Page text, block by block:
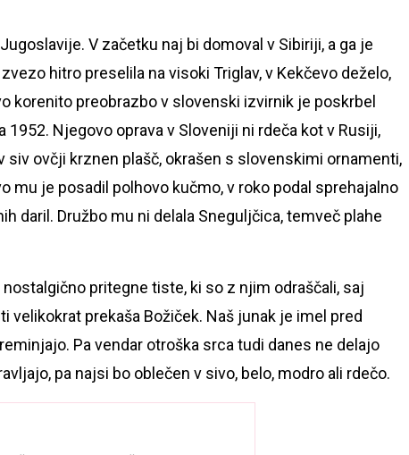
V začetku naj bi domoval v Sibiriji, a ga je
hitro preselila na visoki Triglav, v Kekčevo deželo,
korenito preobrazbo v slovenski izvirnik je poskrbel
1952. Njegovo oprava v Sloveniji ni rdeča kot v Rusiji,
siv ovčji krznen plašč, okrašen s slovenskimi ornamenti,
mu je posadil polhovo kučmo, v roko podal sprehajalno
daril. Družbo mu ni delala Sneguljčica, temveč plahe
pritegne tiste, ki so z njim odraščali, saj
velikokrat prekaša Božiček. Naš junak je imel pred
Pa vendar otroška srca tudi danes ne delajo
pa najsi bo oblečen v sivo, belo, modro ali rdečo.